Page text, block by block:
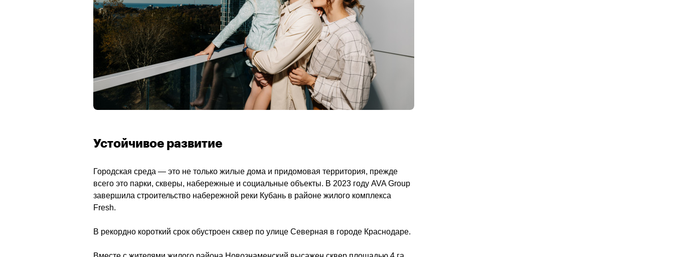
Устойчивое развитие
Городская среда — это не только жилые дома и придомовая территория, прежде
всего это парки, скверы, набережные и социальные объекты. В 2023 году AVA Group
завершила строительство набережной реки Кубань в районе жилого комплекса
Fresh.
В рекордно короткий срок обустроен сквер по улице Северная в городе Краснодаре.